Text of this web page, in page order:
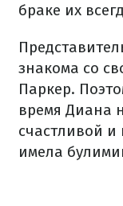
браке их
знакома со
Паркер.
время Диана
счастливой и
имела